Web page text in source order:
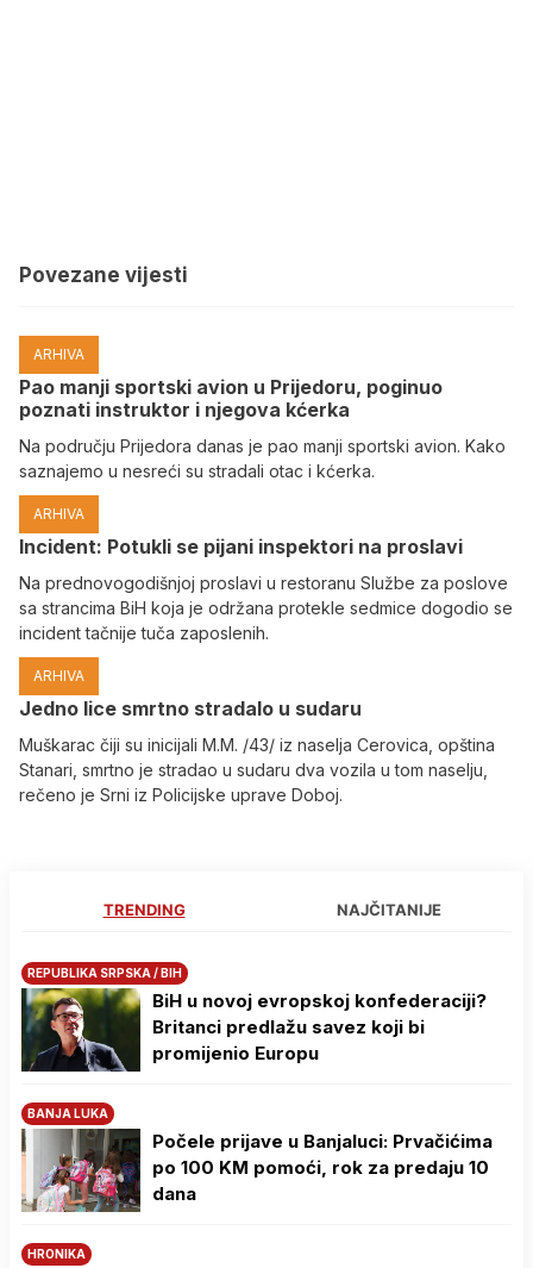
Povezane vijesti
ARHIVA
Pao manji sportski avion u Prijedoru, poginuo
poznati instruktor i njegova kćerka
Na području Prijedora danas je pao manji sportski avion. Kako
saznajemo u nesreći su stradali otac i kćerka.
ARHIVA
Incident: Potukli se pijani inspektori na proslavi
Na prednovogodišnjoj proslavi u restoranu Službe za poslove
sa strancima BiH koja je održana protekle sedmice dogodio se
incident tačnije tuča zaposlenih.
ARHIVA
Јedno lice smrtno stradalo u sudaru
Muškarac čiji su inicijali M.M. /43/ iz naselja Cerovica, opština
Stanari, smrtno je stradao u sudaru dva vozila u tom naselju,
rečeno je Srni iz Policijske uprave Doboj.
TRENDING NAJČITANIJE
REPUBLIKA SRPSKA / BIH
BiH u novoj evropskoj konfederaciji?
Britanci predlažu savez koji bi
promijenio Europu
BANJA LUKA
Počele prijave u Banjaluci: Prvačićima
po 100 KM pomoći, rok za predaju 10
dana
HRONIKA